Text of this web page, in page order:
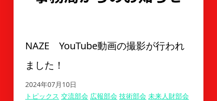
NAZE YouTube動画の撮影が行われ
ました！
2024年07月10日
トピックス 交流部会 広報部会 技術部会 未来人財部会